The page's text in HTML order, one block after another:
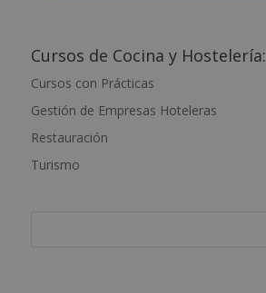
t
r
n
a
i
Cursos de Cocina y Hostelería:
Cursos con Prácticas
Gestión de Empresas Hoteleras
Restauración
Turismo